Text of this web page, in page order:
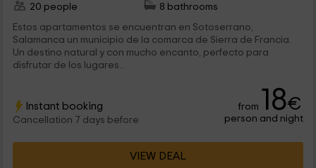
20 people
8 bathrooms
Estos apartamentos se encuentran en Sotoserrano,
Salamanca un municipio de la comarca de Sierra de Francia.
Un destino natural y con mucho encanto, perfecto para
disfrutar de los lugares...
Instant booking
Cancellation 7 days before
from 18€
person and night
VIEW DEAL